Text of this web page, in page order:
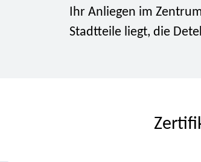
Ihr Anliegen im
Stadtteile liegt, die